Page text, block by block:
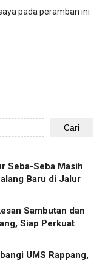
pada peramban ini
Cari
Seba-Seba Masih
Baru di Jalur
Sambutan dan
Siap Perkuat
UMS Rappang,